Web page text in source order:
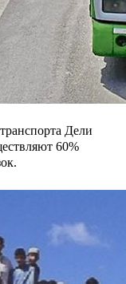
Дели
60%